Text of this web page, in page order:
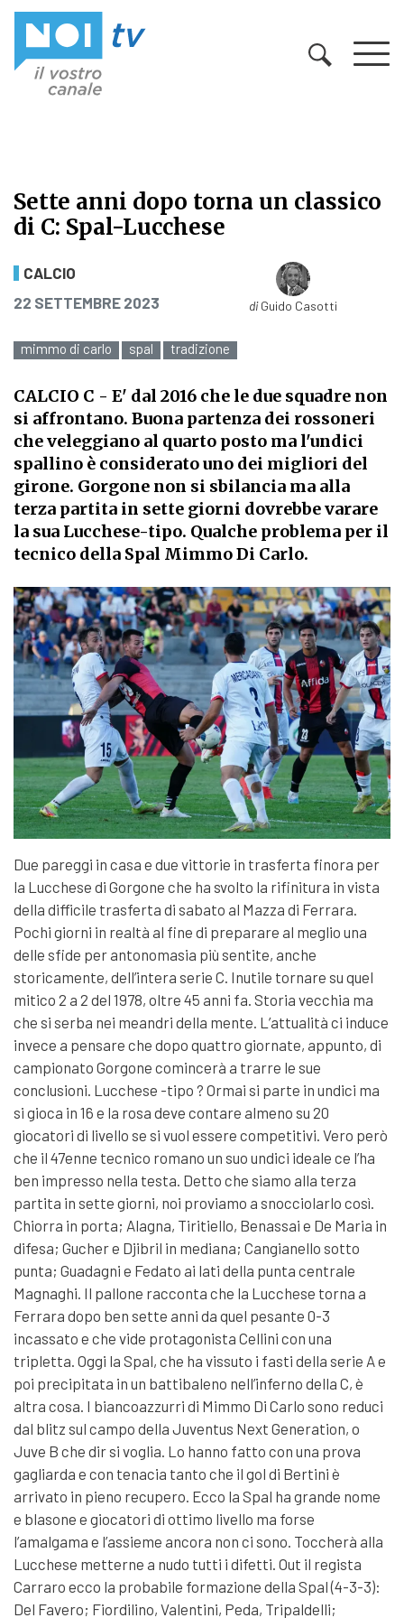
Sette anni dopo torna un classico
di C: Spal-Lucchese
Sette anni dopo torna un classico
CALCIO
PUBBLICATO IL
22 SETTEMBRE 2023 diGuido Casotti
mimmo di carlo spal tradizione
CALCIO C - E' dal 2016 che le due squadre non
si affrontano. Buona partenza dei rossoneri
che veleggiano al quarto posto ma l'undici
spallino è considerato uno dei migliori del
girone. Gorgone non si sbilancia ma alla
terza partita in sette giorni dovrebbe varare
la sua Lucchese-tipo. Qualche problema per il
tecnico della Spal Mimmo Di Carlo.
Due pareggi in casa e due vittorie in trasferta finora per
la Lucchese di Gorgone che ha svolto la rifinitura in vista
della difficile trasferta di sabato al Mazza di Ferrara.
Pochi giorni in realtà al fine di preparare al meglio una
delle sfide per antonomasia più sentite, anche
storicamente, dell’intera serie C. Inutile tornare su quel
mitico 2 a 2 del 1978, oltre 45 anni fa. Storia vecchia ma
che si serba nei meandri della mente. L’attualità ci induce
invece a pensare che dopo quattro giornate, appunto, di
campionato Gorgone comincerà a trarre le sue
conclusioni. Lucchese -tipo ? Ormai si parte in undici ma
si gioca in 16 e la rosa deve contare almeno su 20
giocatori di livello se si vuol essere competitivi. Vero però
che il 47enne tecnico romano un suo undici ideale ce l’ha
ben impresso nella testa. Detto che siamo alla terza
partita in sette giorni, noi proviamo a snocciolarlo così.
Chiorra in porta; Alagna, Tiritiello, Benassai e De Maria in
difesa; Gucher e Djibril in mediana; Cangianello sotto
punta; Guadagni e Fedato ai lati della punta centrale
Magnaghi. Il pallone racconta che la Lucchese torna a
Ferrara dopo ben sette anni da quel pesante 0-3
incassato e che vide protagonista Cellini con una
tripletta. Oggi la Spal, che ha vissuto i fasti della serie A e
poi precipitata in un battibaleno nell’inferno della C, è
altra cosa. I biancoazzurri di Mimmo Di Carlo sono reduci
dal blitz sul campo della Juventus Next Generation, o
Juve B che dir si voglia. Lo hanno fatto con una prova
gagliarda e con tenacia tanto che il gol di Bertini è
arrivato in pieno recupero. Ecco la Spal ha grande nome
e blasone e giocatori di ottimo livello ma forse
l’amalgama e l’assieme ancora non ci sono. Toccherà alla
Lucchese metterne a nudo tutti i difetti. Out il regista
Carraro ecco la probabile formazione della Spal (4-3-3):
Del Favero; Fiordilino, Valentini, Peda, Tripaldelli;